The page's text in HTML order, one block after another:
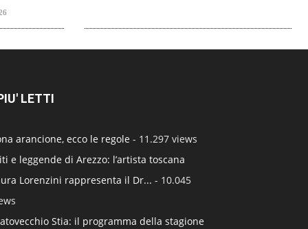
LETTI
arancione, ecco le regole - 11.297 views
e leggende di Arezzo: l’artista toscana
Lorenzini rappresenta il Dr... - 10.045
Stia: il programma della stagione